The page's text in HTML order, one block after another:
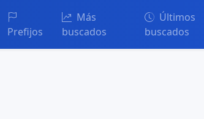
Prefijos
Más
buscados
Últimos
buscados